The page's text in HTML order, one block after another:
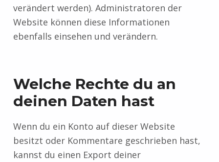
verändert werden). Administratoren der
Website können diese Informationen
ebenfalls einsehen und verändern.
Welche Rechte du an
deinen Daten hast
Wenn du ein Konto auf dieser Website
besitzt oder Kommentare geschrieben hast,
kannst du einen Export deiner